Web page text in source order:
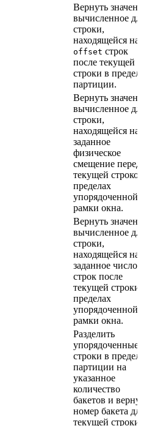
Вернуть значение,
вычисленное для
строки,
находящейся на
offset строк
после текущей
строки в пределах
партиции.
Вернуть значение,
вычисленное для
строки,
находящейся на
заданное
физическое
смещение перед
текущей строкой в
пределах
упорядоченной
рамки окна.
Вернуть значение,
вычисленное для
строки,
находящейся на
заданное число
строк после
текущей строки в
пределах
упорядоченной
рамки окна.
Разделить
упорядоченные
строки в пределах
партиции на
указанное
количество
бакетов и вернуть
номер бакета для
текущей строки.